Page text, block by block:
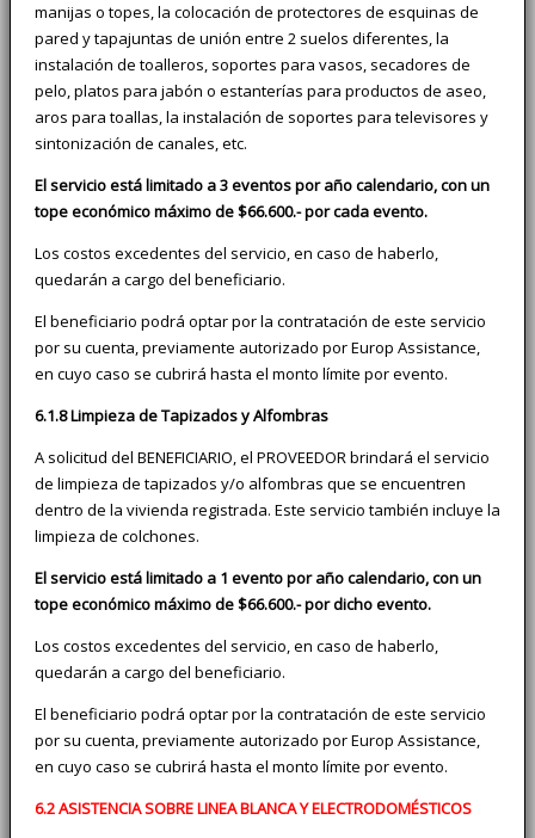
manijas o topes, la colocación de protectores de esquinas de
pared y tapajuntas de unión entre 2 suelos diferentes, la
instalación de toalleros, soportes para vasos, secadores de
pelo, platos para jabón o estanterías para productos de aseo,
aros para toallas, la instalación de soportes para televisores y
sintonización de canales, etc.
El servicio está limitado a 3 eventos por año calendario, con un
tope económico máximo de $66.600.- por cada evento.
Los costos excedentes del servicio, en caso de haberlo,
quedarán a cargo del beneficiario.
El beneficiario podrá optar por la contratación de este servicio
por su cuenta, previamente autorizado por Europ Assistance,
en cuyo caso se cubrirá hasta el monto límite por evento.
6.1.8 Limpieza de Tapizados y Alfombras
A solicitud del BENEFICIARIO, el PROVEEDOR brindará el servicio
de limpieza de tapizados y/o alfombras que se encuentren
dentro de la vivienda registrada. Este servicio también incluye la
limpieza de colchones.
El servicio está limitado a 1 evento por año calendario, con un
tope económico máximo de $66.600.- por dicho evento.
Los costos excedentes del servicio, en caso de haberlo,
quedarán a cargo del beneficiario.
El beneficiario podrá optar por la contratación de este servicio
por su cuenta, previamente autorizado por Europ Assistance,
en cuyo caso se cubrirá hasta el monto límite por evento.
6.2 ASISTENCIA SOBRE LINEA BLANCA Y ELECTRODOMÉSTICOS